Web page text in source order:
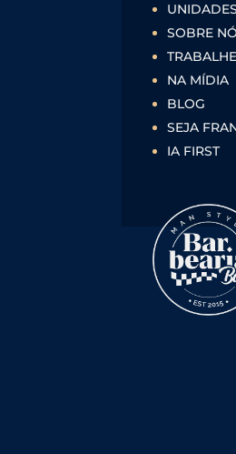
UNIDADES
SOBRE
NA MÍDIA
BLOG
SEJA
IA FIRST